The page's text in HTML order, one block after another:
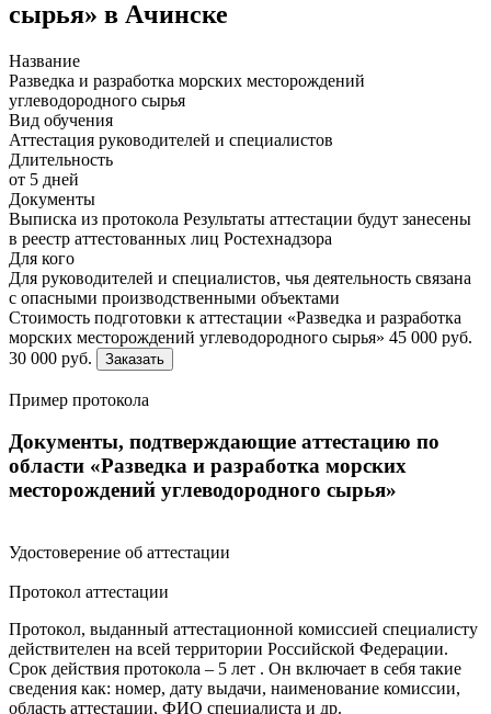
сырья» в Ачинске
Название
Разведка и разработка морских месторождений
углеводородного сырья
Вид обучения
Аттестация руководителей и специалистов
Длительность
от 5 дней
Документы
Выписка из протокола Результаты аттестации будут занесены
в реестр аттестованных лиц Ростехнадзора
Для кого
Для руководителей и специалистов, чья деятельность связана
с опасными производственными объектами
Стоимость подготовки к аттестации «Разведка и разработка
морских месторождений углеводородного сырья» 45 000 руб.
30 000 руб.
Заказать
Пример протокола
Документы, подтверждающие аттестацию по
области «Разведка и разработка морских
месторождений углеводородного сырья»
Удостоверение об аттестации
Протокол аттестации
Протокол, выданный аттестационной комиссией специалисту
действителен на всей территории Российской Федерации.
Срок действия протокола – 5 лет . Он включает в себя такие
сведения как: номер, дату выдачи, наименование комиссии,
область аттестации, ФИО специалиста и др.